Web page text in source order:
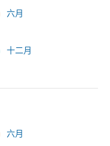
六月
十二月
六月